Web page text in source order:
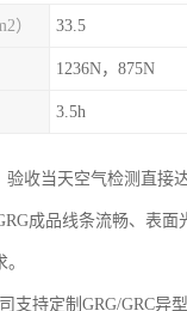
） 33.5
1236N，875N
3.5h
收当天空气检测直接
成品线条流畅、表面
持定制GRG/GRC异